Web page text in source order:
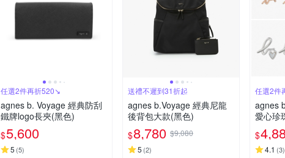
任選2件再折520↘
agnes b. Voyage 經典防刮
鐵牌logo長夾(黑色)
$5,600
5 (5)
送禮不遲到31折起
agnes b.Voyage 經典尼龍
後背包大款(黑色)
$8,780 $9,080
5 (2)
任選2件
agnes
愛心珍
$
4.1 (3)